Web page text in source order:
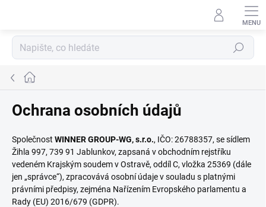
Hledat
Domů
Ochrana osobních údajů
Společnost WINNER GROUP-WG, s.r.o., IČO: 26788357, se sídlem
Žihla 997, 739 91 Jablunkov, zapsaná v obchodním rejstříku
vedeném Krajským soudem v Ostravě, oddíl C, vložka 25369 (dále
jen „správce“), zpracovává osobní údaje v souladu s platnými
právními předpisy, zejména Nařízením Evropského parlamentu a
Rady (EU) 2016/679 (GDPR).